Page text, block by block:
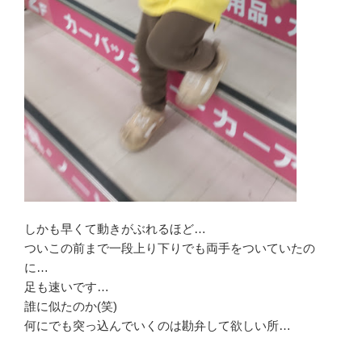
しかも早くて動きがぶれるほど…
ついこの前まで一段上り下りでも両手をついていたの
に…
足も速いです…
誰に似たのか(笑)
何にでも突っ込んでいくのは勘弁して欲しい所…